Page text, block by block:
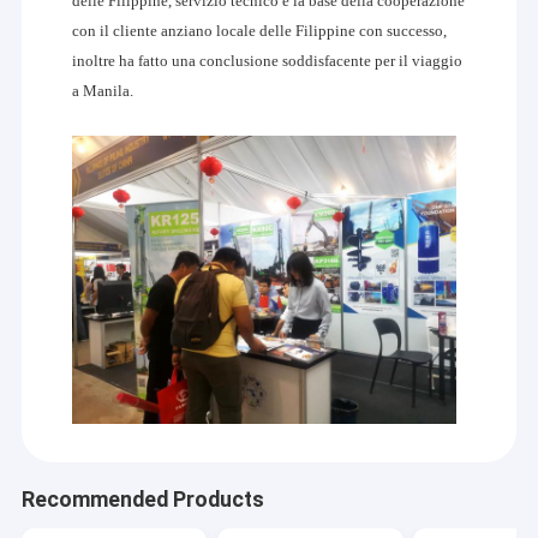
Giro della fabbrica
Notizie
Richieda una citazione
secchio di perforazione
Coclea di perforazione
Tipo aperto secchio di perforazione
con il cliente anziano locale delle Filippine con successo,
inoltre ha fatto una conclusione soddisfacente per il viaggio
a Manila.
Recommended Products
Il tufo ha un gruppo tecnico professionale che commette alla progettazione
ed allo sviluppo della barra di Kelly, degli strumenti di perforazione, della
personalizzati secondo i requisiti dei clienti.
Aderisca alla credenza di integrità e di innovazione, miglioriamo
costantemente la competitività del prodotto e ci sforziamo di trasformarci
nell'impresa di prima classe di fabbricazione dell'attrezzatura. Il tufo
attivamente esplora il mercato internazionale. I nostri prodotti sono stati
esportati in Tailandia, in Malesia, Singapore, le Filippine, in Indonesia, nel
Vietnam, nel Myanmar, nel Dubai, in Australia, nel Giappone ed in Russia.